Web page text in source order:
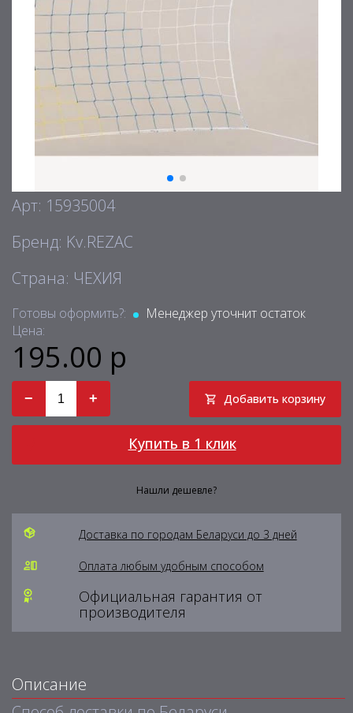
Арт: 15935004
Бренд: Kv.REZAC
Страна: ЧЕХИЯ
Готовы оформить?:
Менеджер уточнит остаток
Цена:
195.00 р
− + Добавить корзину
Купить в 1 клик
Нашли дешевле?
Доставка по городам Беларуси до 3 дней
Оплата любым удобным способом
Официальная гарантия от
производителя
Описание